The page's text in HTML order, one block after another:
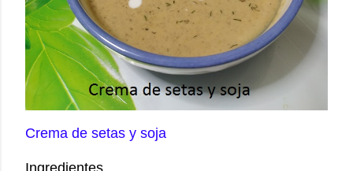
Crema de setas y soja
Ingredientes